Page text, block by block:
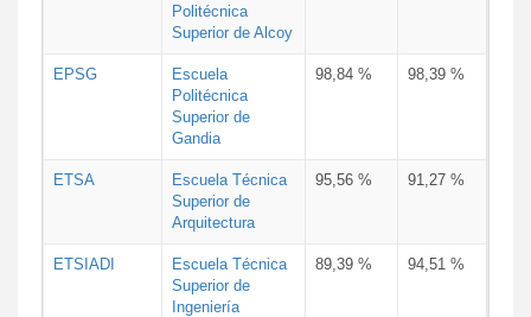
Politécnica
Superior de Alcoy
EPSG
Escuela
Politécnica
Superior de
Gandia
98,84 % 98,39 %
ETSA
Escuela Técnica
Superior de
Arquitectura
95,56 % 91,27 %
ETSIADI
Escuela Técnica
Superior de
Ingeniería
89,39 % 94,51 %